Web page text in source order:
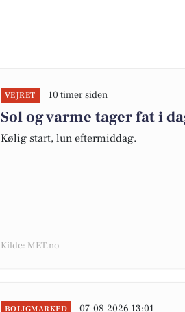
VEJRET 10 timer siden
Sol og varme tager fat i
Kølig start, lun eftermiddag.
Kilde: MET.no
BOLIGMARKED 07-08-2026 13:01